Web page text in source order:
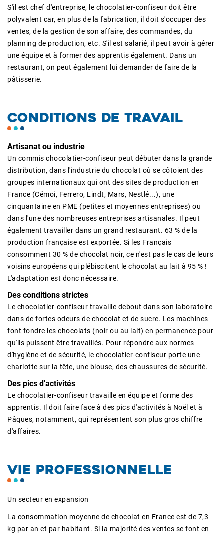
S'il est chef d'entreprise, le chocolatier-confiseur doit être
polyvalent car, en plus de la fabrication, il doit s'occuper des
ventes, de la gestion de son affaire, des commandes, du
planning de production, etc. S'il est salarié, il peut avoir à gérer
une équipe et à former des apprentis également. Dans un
restaurant, on peut également lui demander de faire de la
pâtisserie.
CONDITIONS DE TRAVAIL
Artisanat ou industrie
Un commis chocolatier-confiseur peut débuter dans la grande
distribution, dans l'industrie du chocolat où se côtoient des
groupes internationaux qui ont des sites de production en
France (Cémoi, Ferrero, Lindt, Mars, Nestlé...), une
cinquantaine en PME (petites et moyennes entreprises) ou
dans l'une des nombreuses entreprises artisanales. Il peut
également travailler dans un grand restaurant. 63 % de la
production française est exportée. Si les Français
consomment 30 % de chocolat noir, ce n'est pas le cas de leurs
voisins européens qui plébiscitent le chocolat au lait à 95 % !
L'adaptation est donc nécessaire.
Des conditions strictes
Le chocolatier-confiseur travaille debout dans son laboratoire
dans de fortes odeurs de chocolat et de sucre. Les machines
font fondre les chocolats (noir ou au lait) en permanence pour
qu'ils puissent être travaillés. Pour répondre aux normes
d'hygiène et de sécurité, le chocolatier-confiseur porte une
charlotte sur la tête, une blouse, des chaussures de sécurité.
Des pics d'activités
Le chocolatier-confiseur travaille en équipe et forme des
apprentis. Il doit faire face à des pics d'activités à Noël et à
Pâques, notamment, qui représentent son plus gros chiffre
d'affaires.
VIE PROFESSIONNELLE
Un secteur en expansion
La consommation moyenne de chocolat en France est de 7,3
kg par an et par habitant. Si la majorité des ventes se font en